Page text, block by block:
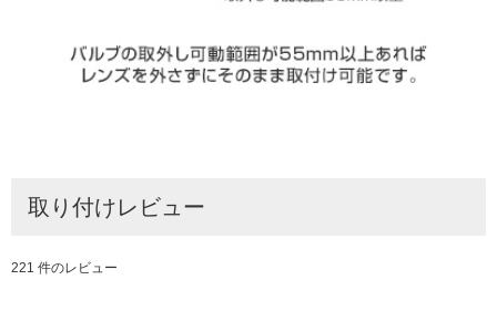
取り付けレビュー
221 件のレビュー